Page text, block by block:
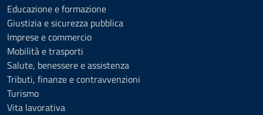
Educazione e formazione
Giustizia e sicurezza pubblica
Imprese e commercio
Mobilità e trasporti
Salute, benessere e assistenza
Tributi, finanze e contravvenzioni
Turismo
Vita lavorativa